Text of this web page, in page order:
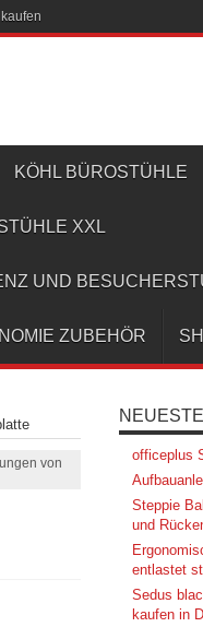
KÖHL BÜROSTÜHLE
XXL
UND
ZUBEHÖR
von
officeplus
Steppie
und
entlastet
Sedus
kaufen in